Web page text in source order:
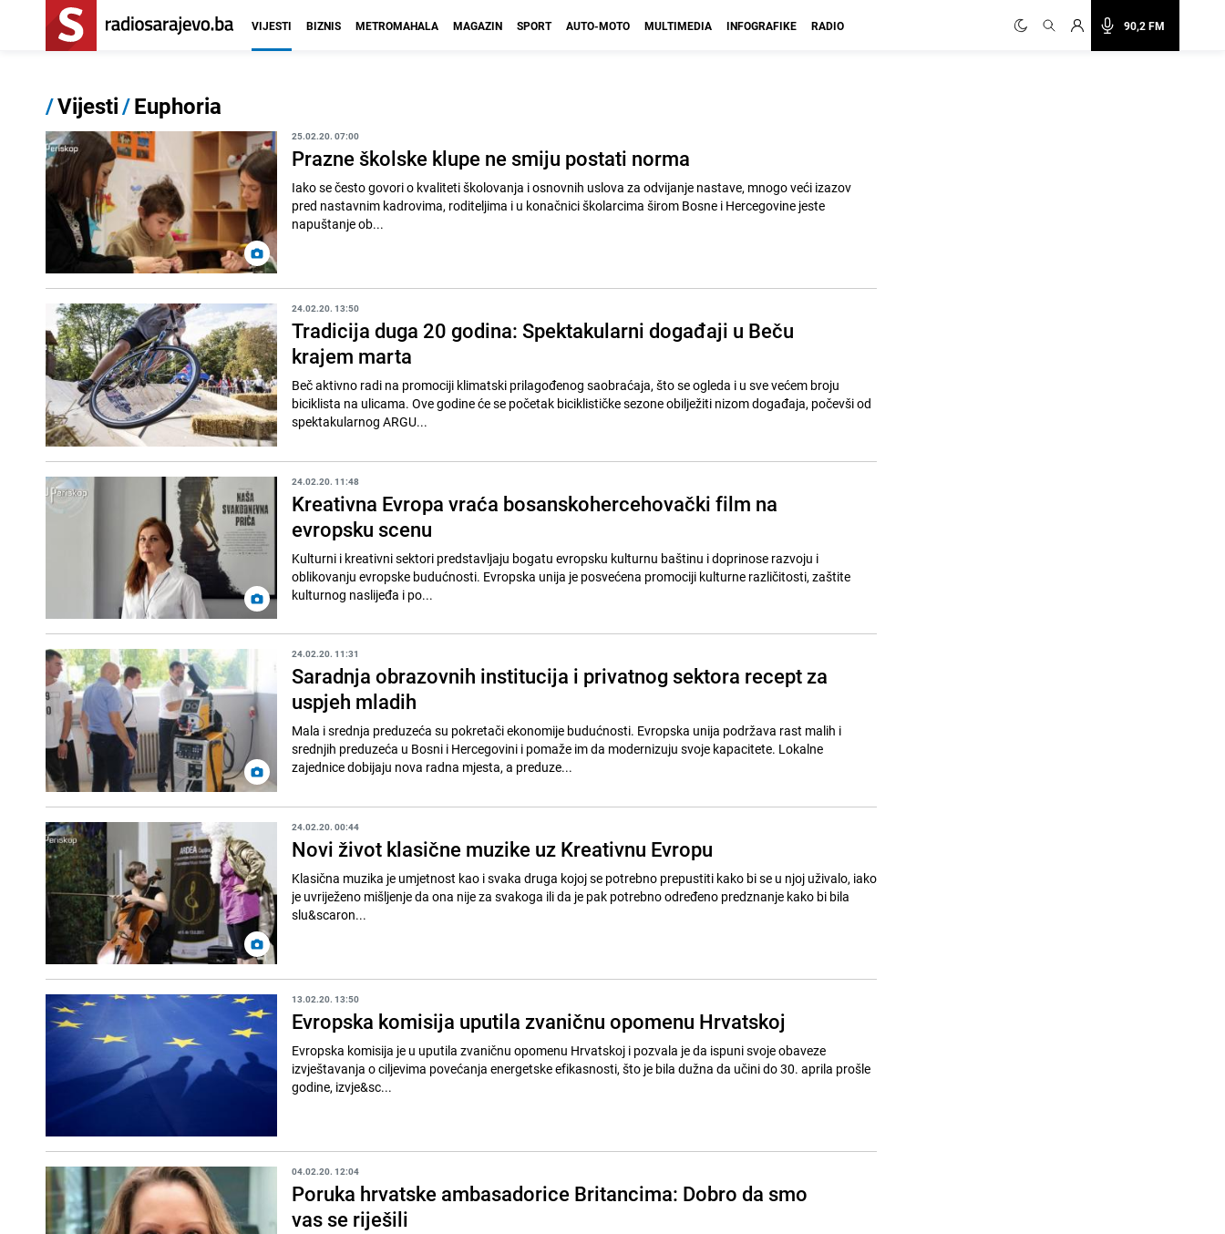
90,2 FM
VIJESTI BIZNIS METROMAHALA MAGAZIN SPORT AUTO-MOTO MULTIMEDIA INFOGRAFIKE RADIO
/Vijesti/Euphoria
25.02.20. 07:00
Prazne školske klupe ne smiju postati norma
Iako se često govori o kvaliteti školovanja i osnovnih uslova za odvijanje nastave, mnogo veći izazov
pred nastavnim kadrovima, roditeljima i u konačnici školarcima širom Bosne i Hercegovine jeste
napuštanje ob...
24.02.20. 13:50
Tradicija duga 20 godina: Spektakularni događaji u Beču
krajem marta
Beč aktivno radi na promociji klimatski prilagođenog saobraćaja, što se ogleda i u sve većem broju
biciklista na ulicama. Ove godine će se početak biciklističke sezone obilježiti nizom događaja, počevši od
spektakularnog ARGU...
24.02.20. 11:48
Kreativna Evropa vraća bosanskohercehovački film na
evropsku scenu
Kulturni i kreativni sektori predstavljaju bogatu evropsku kulturnu baštinu i doprinose razvoju i
oblikovanju evropske budućnosti. Evropska unija je posvećena promociji kulturne različitosti, zaštite
kulturnog naslijeđa i po...
24.02.20. 11:31
Saradnja obrazovnih institucija i privatnog sektora recept za
uspjeh mladih
Mala i srednja preduzeća su pokretači ekonomije budućnosti. Evropska unija podržava rast malih i
srednjih preduzeća u Bosni i Hercegovini i pomaže im da modernizuju svoje kapacitete. Lokalne
zajednice dobijaju nova radna mjesta, a preduze...
24.02.20. 00:44
Novi život klasične muzike uz Kreativnu Evropu
Klasična muzika je umjetnost kao i svaka druga kojoj se potrebno prepustiti kako bi se u njoj uživalo, iako
je uvriježeno mišljenje da ona nije za svakoga ili da je pak potrebno određeno predznanje kako bi bila
slu&scaron...
13.02.20. 13:50
Evropska komisija uputila zvaničnu opomenu Hrvatskoj
Evropska komisija je u uputila zvaničnu opomenu Hrvatskoj i pozvala je da ispuni svoje obaveze
izvještavanja o ciljevima povećanja energetske efikasnosti, što je bila dužna da učini do 30. aprila prošle
godine, izvje&sc...
04.02.20. 12:04
Poruka hrvatske ambasadorice Britancima: Dobro da smo
vas se riješili